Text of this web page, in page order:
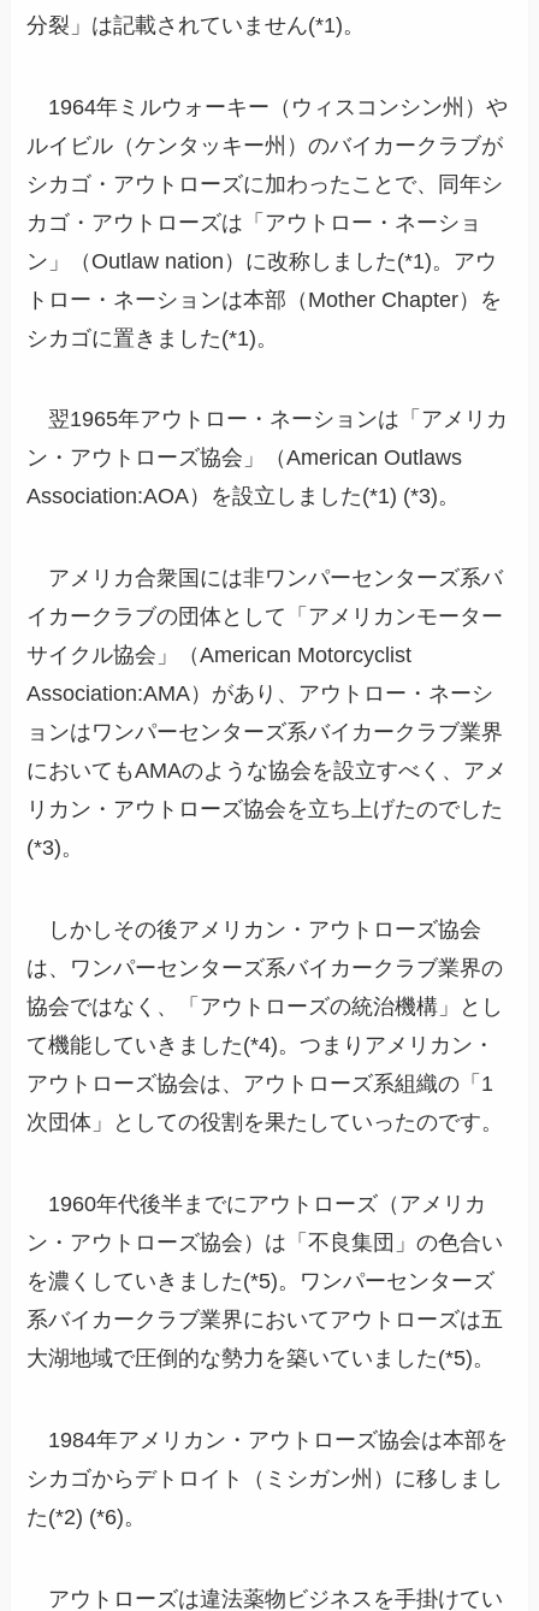
分裂」は記載されていません(*1)。
1964年ミルウォーキー（ウィスコンシン州）や
ルイビル（ケンタッキー州）のバイカークラブが
シカゴ・アウトローズに加わったことで、同年シ
カゴ・アウトローズは「アウトロー・ネーショ
ン」（Outlaw nation）に改称しました(*1)。アウ
トロー・ネーションは本部（Mother Chapter）を
シカゴに置きました(*1)。
翌1965年アウトロー・ネーションは「アメリカ
ン・アウトローズ協会」（American Outlaws
Association:AOA）を設立しました(*1) (*3)。
アメリカ合衆国には非ワンパーセンターズ系バ
イカークラブの団体として「アメリカンモーター
サイクル協会」（American Motorcyclist
Association:AMA）があり、アウトロー・ネーシ
ョンはワンパーセンターズ系バイカークラブ業界
においてもAMAのような協会を設立すべく、アメ
リカン・アウトローズ協会を立ち上げたのでした
(*3)。
しかしその後アメリカン・アウトローズ協会
は、ワンパーセンターズ系バイカークラブ業界の
協会ではなく、「アウトローズの統治機構」とし
て機能していきました(*4)。つまりアメリカン・
アウトローズ協会は、アウトローズ系組織の「1
次団体」としての役割を果たしていったのです。
1960年代後半までにアウトローズ（アメリカ
ン・アウトローズ協会）は「不良集団」の色合い
を濃くしていきました(*5)。ワンパーセンターズ
系バイカークラブ業界においてアウトローズは五
大湖地域で圧倒的な勢力を築いていました(*5)。
1984年アメリカン・アウトローズ協会は本部を
シカゴからデトロイト（ミシガン州）に移しまし
た(*2) (*6)。
アウトローズは違法薬物ビジネスを手掛けてい